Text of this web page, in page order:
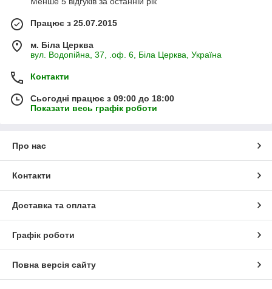
Працює з 25.07.2015
м. Біла Церква
вул. Водопійна, 37, .оф. 6, Біла Церква, Україна
Контакти
Сьогодні працює з 09:00 до 18:00
Показати весь графік роботи
Про нас
Контакти
Доставка та оплата
Графік роботи
Повна версія сайту